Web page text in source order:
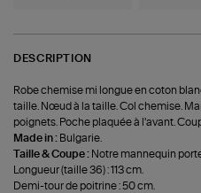
DESCRIPTION
Robe chemise mi longue en coton
taille. Nœud à la taille. Col chemise.
poignets. Poche plaquée à l'avant.
Made in : Bulgarie.
Taille & Coupe : Notre mannequin
Longueur (taille 36) : 113 cm.
Demi-tour de poitrine : 50 cm.